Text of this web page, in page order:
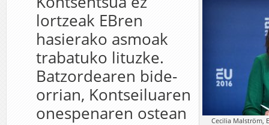
Cecilia Malström,
lortzeak EBren
hasierako asmoak
trabatuko lituzke.
Batzordearen bide-
orrian, Kontseiluaren
onespenaren ostean